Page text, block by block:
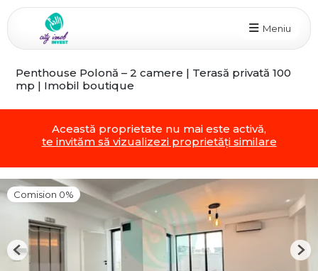
Meniu
Penthouse Polonă – 2 camere | Terasă privată 100
mp | Imobil boutique
Această proprietate nu mai este activă,
te invităm să vizualizezi proprietăți similare
Comision 0%
Previous